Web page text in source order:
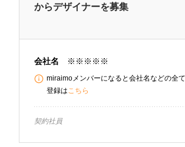
からデザイナーを募集
会社名 ※※※※※
miraimoメンバーになると会社名などの全
登録はこちら
契約社員